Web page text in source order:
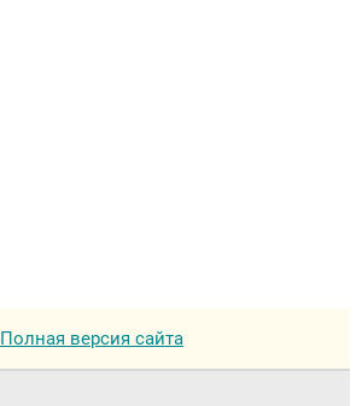
Полная версия сайта